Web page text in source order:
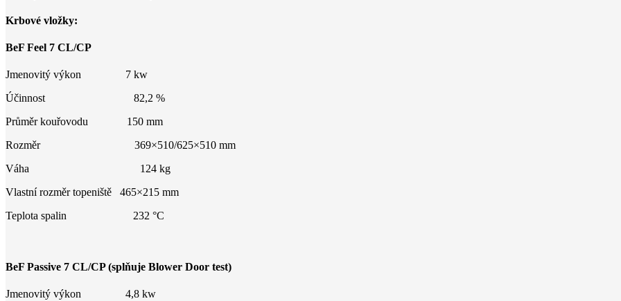
Krbové vložky:
BeF Feel 7 CL/CP
Jmenovitý výkon 7 kw
Účinnost 82,2 %
Průměr kouřovodu 150 mm
Rozměr 369×510/625×510 mm
Váha 124 kg
Vlastní rozměr topeniště 465×215 mm
Teplota spalin 232 °C
BeF Passive 7 CL/CP(splňuje Blower Door test)
Jmenovitý výkon 4,8 kw